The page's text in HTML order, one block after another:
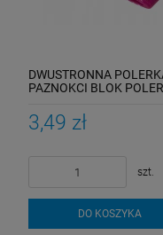
DWUSTRONNA
PAZNOKCI BLOK
3,49 zł
szt.
DO KOSZYKA